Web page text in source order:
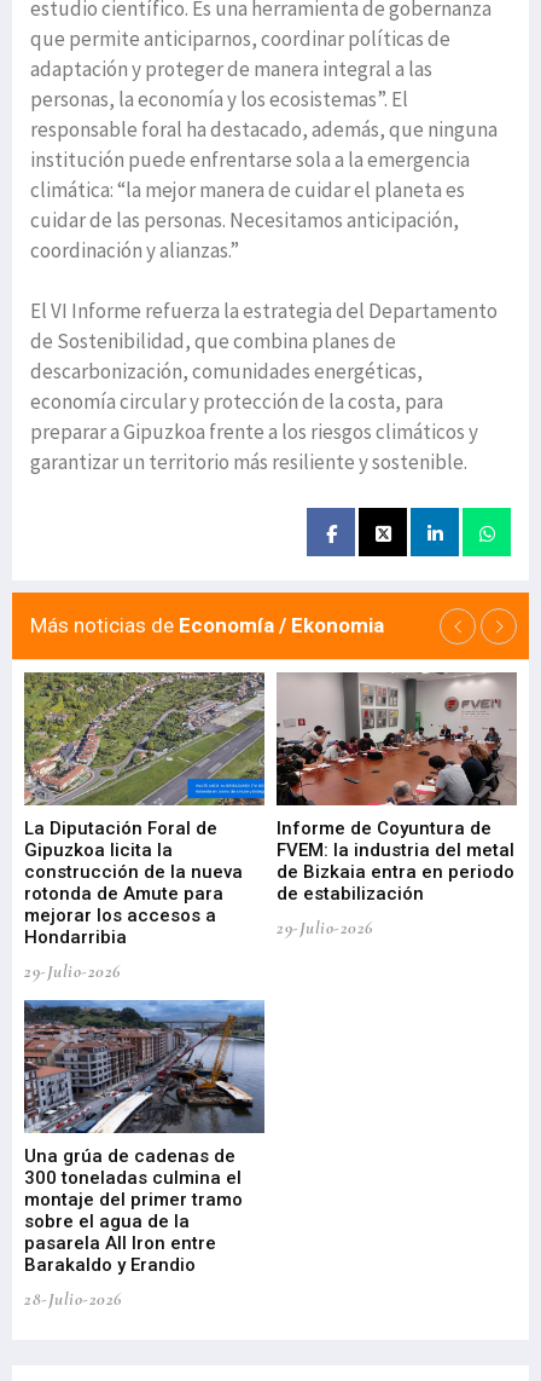
estudio científico. Es una herramienta de gobernanza
que permite anticiparnos, coordinar políticas de
adaptación y proteger de manera integral a las
personas, la economía y los ecosistemas”. El
responsable foral ha destacado, además, que ninguna
institución puede enfrentarse sola a la emergencia
climática: “la mejor manera de cuidar el planeta es
cuidar de las personas. Necesitamos anticipación,
coordinación y alianzas.”
El VI Informe refuerza la estrategia del Departamento
de Sostenibilidad, que combina planes de
descarbonización, comunidades energéticas,
economía circular y protección de la costa, para
preparar a Gipuzkoa frente a los riesgos climáticos y
garantizar un territorio más resiliente y sostenible.
Más noticias de Economía / Ekonomia
La Diputación Foral de
Gipuzkoa licita la
construcción de la nueva
rotonda de Amute para
mejorar los accesos a
Hondarribia
29-Julio-2026
Informe de Coyuntura de
FVEM: la industria del metal
de Bizkaia entra en periodo
de estabilización
29-Julio-2026
Una grúa de cadenas de
300 toneladas culmina el
montaje del primer tramo
sobre el agua de la
pasarela All Iron entre
Barakaldo y Erandio
28-Julio-2026